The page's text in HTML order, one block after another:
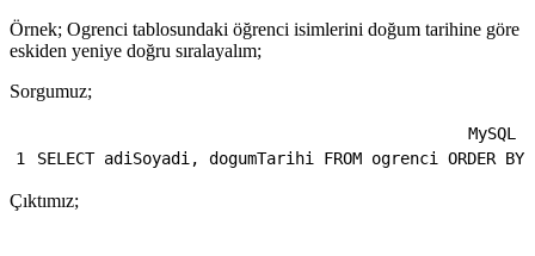
Örnek; Ogrenci tablosundaki öğrenci isimlerini doğum tarihine göre
eskiden yeniye doğru sıralayalım;
Sorgumuz;
MySQL
1
SELECT adiSoyadi, dogumTarihi FROM ogrenci ORDER BY
Çıktımız;